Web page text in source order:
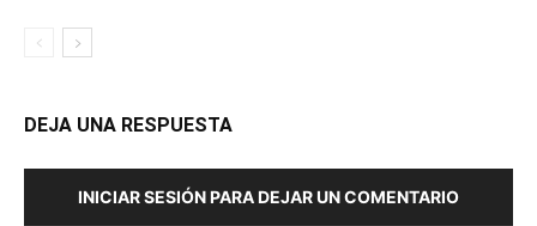
DEJA UNA RESPUESTA
INICIAR SESIÓN PARA DEJAR UN COMENTARIO